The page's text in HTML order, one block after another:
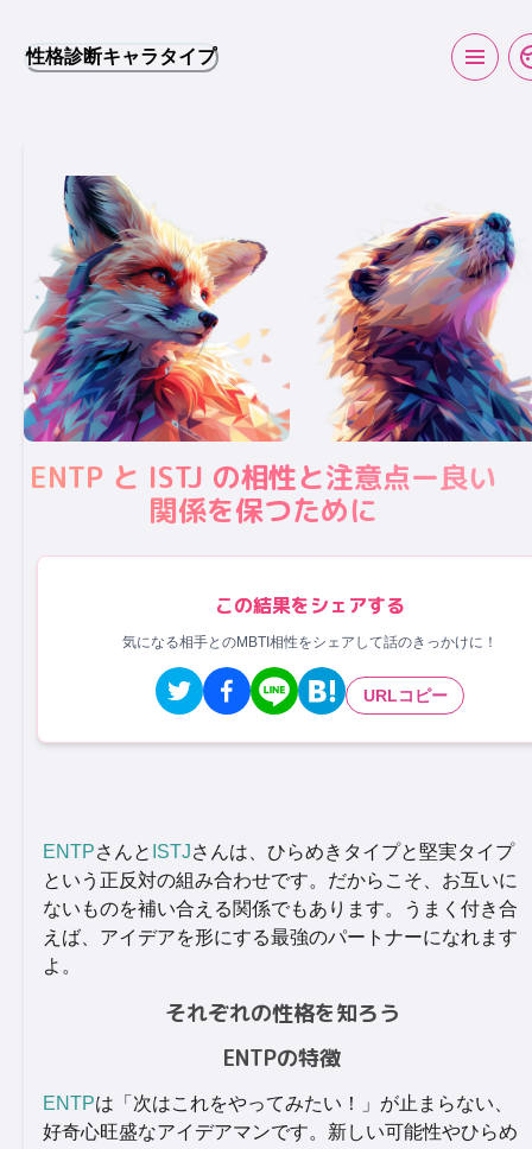
性格診断キャラタイプ
ENTP と ISTJ の相性と注意点ー良い
関係を保つために
この結果をシェアする
気になる相手とのMBTI相性をシェアして話のきっかけに！
URLコピー
ENTPさんと ISTJさんは、ひらめきタイプと堅実タイプ
という正反対の組み合わせです。だからこそ、お互いに
ないものを補い合える関係でもあります。うまく付き合
えば、アイデアを形にする最強のパートナーになれます
よ。
それぞれの性格を知ろう
ENTPの特徴
ENTPは「次はこれをやってみたい！」が止まらない、
好奇心旺盛なアイデアマンです。新しい可能性やひらめ